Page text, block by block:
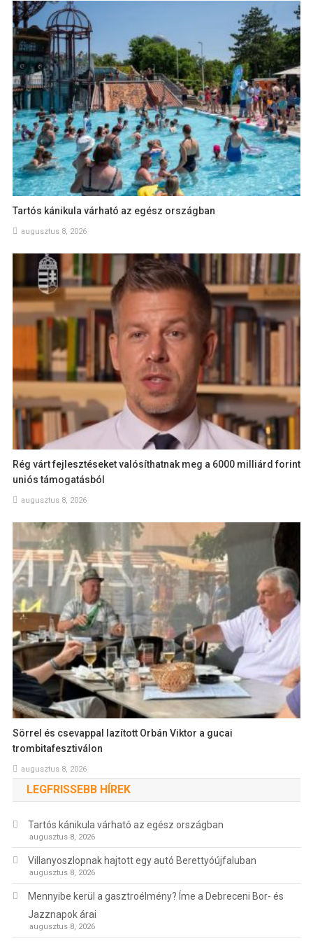
Tartós kánikula várható az egész országban
augusztus 8, 2026
Rég várt fejlesztéseket valósíthatnak meg a 6000 milliárd forint
uniós támogatásból
augusztus 8, 2026
Sörrel és csevappal lazított Orbán Viktor a gucai
trombitafesztiválon
augusztus 8, 2026
LEGFRISSEBB HÍREK
Tartós kánikula várható az egész országban
augusztus 8, 2026
Villanyoszlopnak hajtott egy autó Berettyóújfaluban
augusztus 8, 2026
Mennyibe kerül a gasztroélmény? Íme a Debreceni Bor- és
Jazznapok árai
augusztus 8, 2026